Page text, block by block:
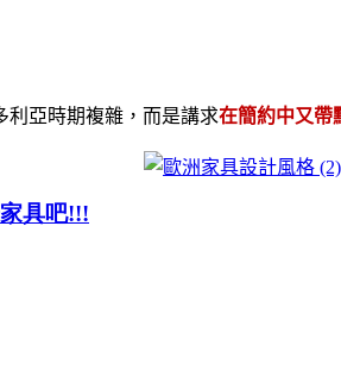
利亞時期複雜，而是講求在簡約中又帶
具吧!!!